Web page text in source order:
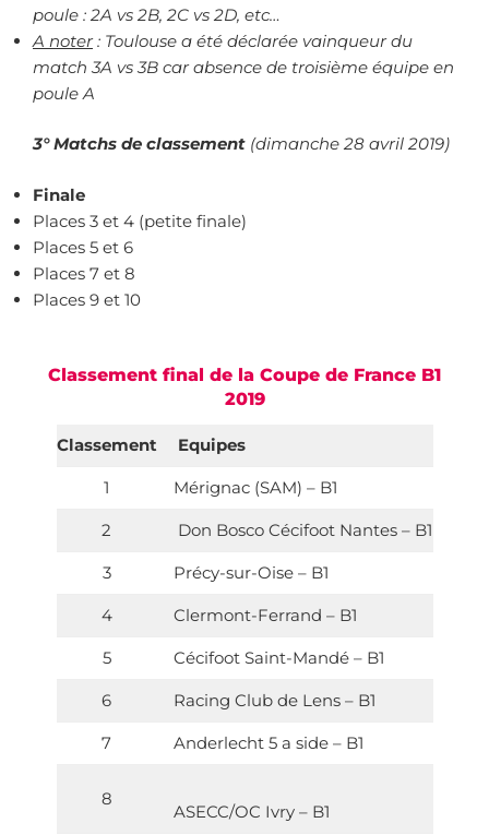
poule : 2A vs 2B, 2C vs 2D, etc…
A noter: Toulouse a été déclarée vainqueur du
match 3A vs 3B car absence de troisième équipe en
poule A
3° Matchs de classement (dimanche 28 avril 2019)
Finale
Places 3 et 4 (petite finale)
Places 5 et 6
Places 7 et 8
Places 9 et 10
Classement final de la Coupe de France B1
2019
Classement Equipes
1 Mérignac (SAM) – B1
2 Don Bosco Cécifoot Nantes – B1
3 Précy-sur-Oise – B1
4 Clermont-Ferrand – B1
5 Cécifoot Saint-Mandé – B1
6 Racing Club de Lens – B1
7 Anderlecht 5 a side – B1
8
ASECC/OC Ivry – B1